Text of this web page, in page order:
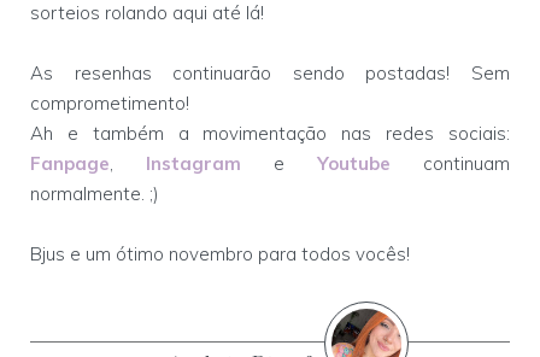
sorteios rolando aqui até lá!
As resenhas continuarão sendo postadas! Sem
comprometimento!
Ah e também a movimentação nas redes sociais:
Fanpage, Instagram e Youtube continuam
normalmente. ;)
Bjus e um ótimo novembro para todos vocês!